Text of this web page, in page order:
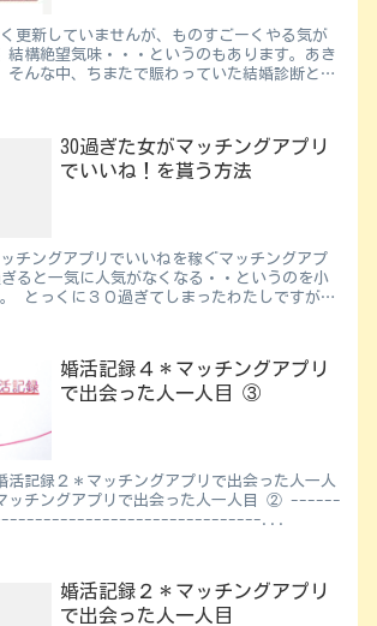
更新していませんが、ものすごーくやる気が
結構絶望気味・・・というのもあります。あき
30過ぎた女がマッチングアプリ
でいいね！を貰う方法
チングアプリでいいねを稼ぐマッチングアプ
ると一気に人気がなくなる・・というのを小
が、
婚活記録４＊マッチングアプリ
で出会った人一人目 ③
...
婚活記録２＊マッチングアプリ
で出会った人一人目